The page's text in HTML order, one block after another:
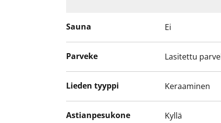
Sauna Ei
Parveke Lasitettu
Lieden tyyppi Keraaminen
Astianpesukone Kyllä